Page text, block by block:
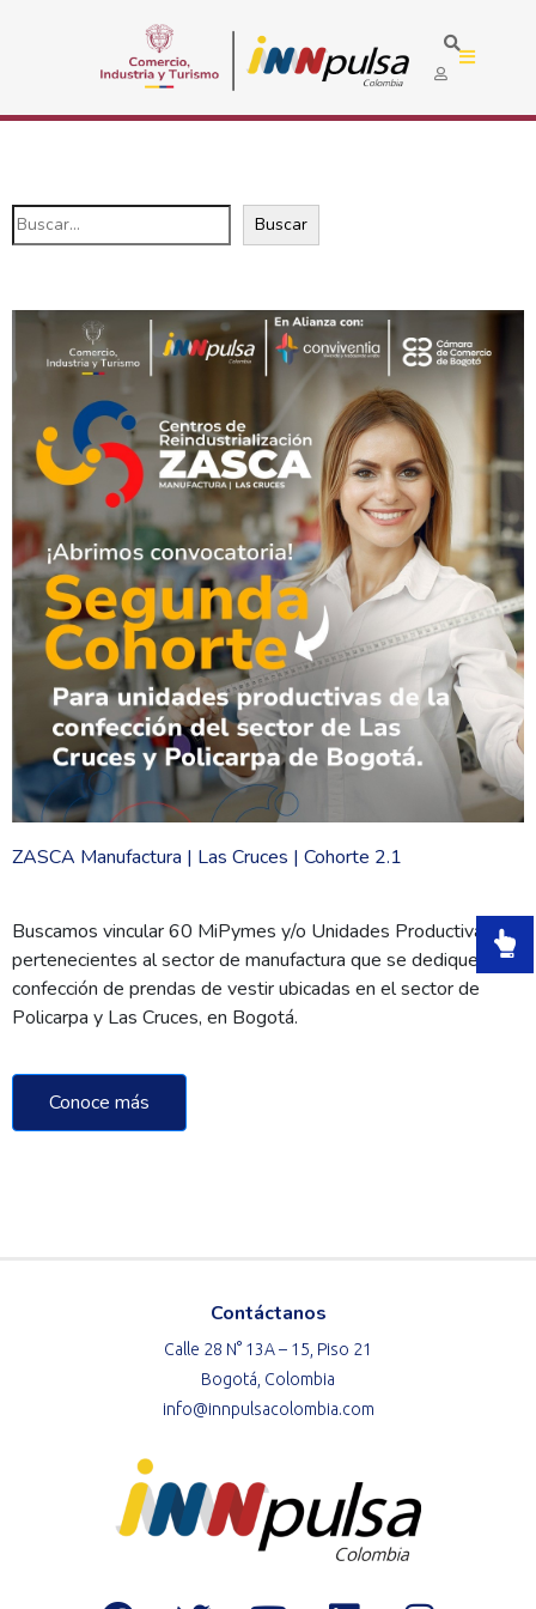
Buscar
ZASCA Manufactura | Las Cruces | Cohorte 2.1
Buscamos vincular 60 MiPymes y/o Unidades Productivas
pertenecientes al sector de manufactura que se dediquen a la
confección de prendas de vestir ubicadas en el sector de
Policarpa y Las Cruces, en Bogotá.
Conoce más
Contáctanos
Calle 28 N° 13A – 15, Piso 21
Bogotá, Colombia
info@innpulsacolombia.com